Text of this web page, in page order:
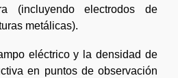
(incluyendo electrodos de
metálicas).
eléctrico y la densidad de
en puntos de observación